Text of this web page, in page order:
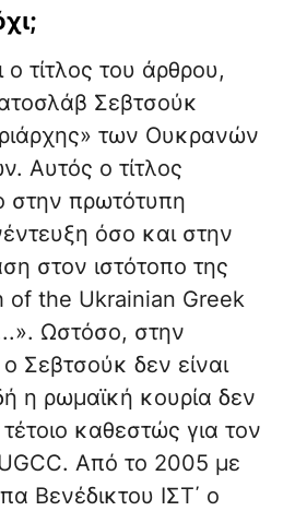
ο τίτλος του άρθρου,
Σεβτσούκ
των Ουκρανών
Αυτός ο τίτλος
στην πρωτότυπη
όσο και στην
στον ιστότοπο της
of the Ukrainian Greek
Ωστόσο, στην
Σεβτσούκ δεν είναι
η ρωμαϊκή κουρία δεν
καθεστώς για τον
Από το 2005 με
Βενέδικτου ΙΣΤ΄ ο